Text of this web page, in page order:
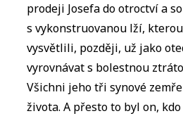
prodeji Josefa do otroctví a
s vykonstruovanou lží,
vysvětlili, později, už jako
vyrovnávat s bolestnou
Všichni jeho tři synové
života. A přesto to byl on,